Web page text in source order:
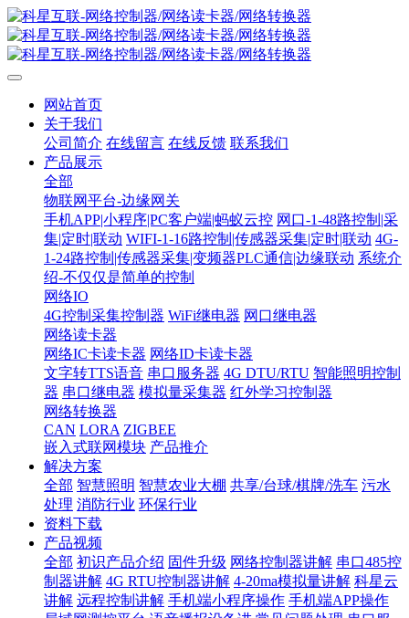
网站首页
关于我们
公司简介 在线留言 在线反馈 联系我们
产品展示
全部
物联网平台-边缘网关
手机APP|小程序|PC客户端|蚂蚁云控 网口-1-48路控制|采
集|定时|联动 WIFI-1-16路控制|传感器采集|定时|联动 4G-
1-24路控制|传感器采集|变频器PLC通信|边缘联动 系统介
绍-不仅仅是简单的控制
网络IO
4G控制采集控制器 WiFi继电器 网口继电器
网络读卡器
网络IC卡读卡器 网络ID卡读卡器
文字转TTS语音 串口服务器 4G DTU/RTU 智能照明控制
器 串口继电器 模拟量采集器 红外学习控制器
网络转换器
CAN LORA ZIGBEE
嵌入式联网模块 产品推介
解决方案
全部 智慧照明 智慧农业大棚 共享/台球/棋牌/洗车 污水
处理 消防行业 环保行业
资料下载
产品视频
全部 初识产品介绍 固件升级 网络控制器讲解 串口485控
制器讲解 4G RTU控制器讲解 4-20ma模拟量讲解 科星云
讲解 远程控制讲解 手机端小程序操作 手机端APP操作